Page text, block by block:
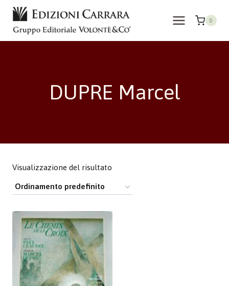
Salta
contenuto
0
DUPRE Marcel
Visualizzazione del risultato